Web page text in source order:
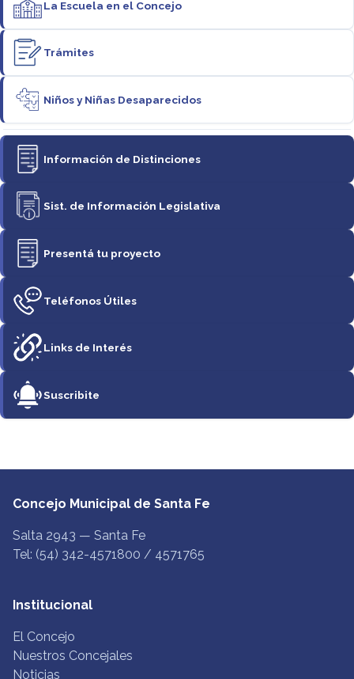
La Escuela en el Concejo
Trámites
Niños y Niñas Desaparecidos
Información de Distinciones
Sist. de Información Legislativa
Presentá tu proyecto
Teléfonos Útiles
Links de Interés
Suscribite
Concejo Municipal de Santa Fe
Salta 2943 — Santa Fe
Tel: (54) 342-4571800 / 4571765
Institucional
El Concejo
Nuestros Concejales
Noticias